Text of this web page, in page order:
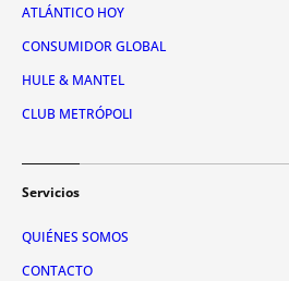
ATLÁNTICO HOY
CONSUMIDOR GLOBAL
HULE & MANTEL
CLUB METRÓPOLI
Servicios
QUIÉNES SOMOS
CONTACTO